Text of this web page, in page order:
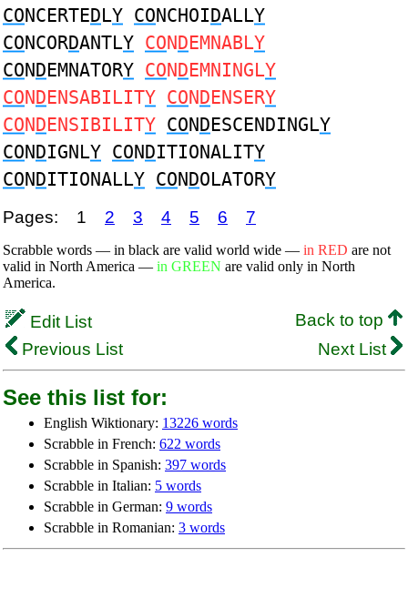
CONCERTEDLY CONCHOIDALLY
CONCORDANTLY CONDEMNABLY
CONDEMNATORY CONDEMNINGLY
CONDENSABILITY CONDENSERY
CONDENSIBILITY CONDESCENDINGLY
CONDIGNLY CONDITIONALITY
CONDITIONALLY CONDOLATORY
Pages: 1 2 3 4 5 6 7
Scrabble words — in black are valid world wide — in RED are not
valid in North America — in GREEN are valid only in North
America.
Edit List
Back to top
Previous List
Next List
See this list for:
English Wiktionary: 13226 words
Scrabble in French: 622 words
Scrabble in Spanish: 397 words
Scrabble in Italian: 5 words
Scrabble in German: 9 words
Scrabble in Romanian: 3 words